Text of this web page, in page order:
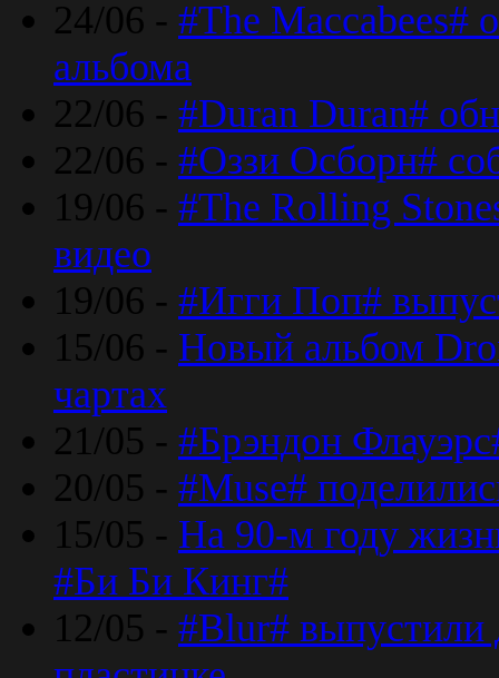
24/06 - #The Maccabees#
альбома
22/06 - #Duran Duran#
22/06 - #Оззи Осборн#
19/06 - #The Rolling
видео
19/06 - #Игги Поп#
15/06 - Новый альбом
чартах
21/05 - #Брэндон
20/05 - #Muse#
15/05 - На 90-м году
#Би Би Кинг#
12/05 - #Blur# выпустили